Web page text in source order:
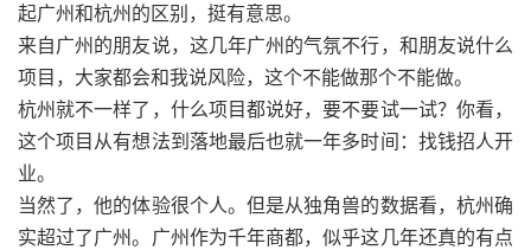
起广州和杭州的区别，挺有意思。
来自广州的朋友说，这几年广州的气氛不行，和朋友说什么
项目，大家都会和我说风险，这个不能做那个不能做。
杭州就不一样了，什么项目都说好，要不要试一试？你看，
这个项目从有想法到落地最后也就一年多时间：找钱招人开
业。
当然了，他的体验很个人。但是从独角兽的数据看，杭州确
实超过了广州。广州作为千年商都，似乎这几年还真的有点